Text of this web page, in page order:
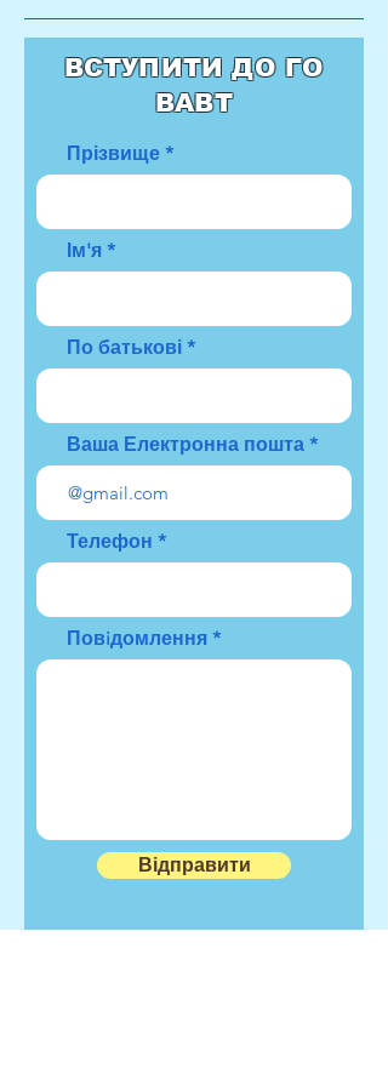
ВСТУПИТИ ДО ГО
ВАВТ
Прізвище
Ім'я
По батькові
Ваша Електронна пошта
Телефон
Повiдомлення
Відправити